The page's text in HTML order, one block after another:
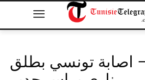
اصابة تونسي بطلق